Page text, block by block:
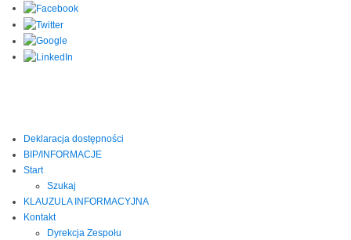
Deklaracja dostępności
BIP/INFORMACJE
Start
Szukaj
KLAUZULA INFORMACYJNA
Kontakt
Dyrekcja Zespołu